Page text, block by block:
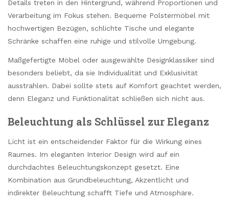
Details treten in den Hintergrund, während Proportionen und
Verarbeitung im Fokus stehen. Bequeme Polstermöbel mit
hochwertigen Bezügen, schlichte Tische und elegante
Schränke schaffen eine ruhige und stilvolle Umgebung.
Maßgefertigte Möbel oder ausgewählte Designklassiker sind
besonders beliebt, da sie Individualität und Exklusivität
ausstrahlen. Dabei sollte stets auf Komfort geachtet werden,
denn Eleganz und Funktionalität schließen sich nicht aus.
Beleuchtung als Schlüssel zur Eleganz
Licht ist ein entscheidender Faktor für die Wirkung eines
Raumes. Im eleganten Interior Design wird auf ein
durchdachtes Beleuchtungskonzept gesetzt. Eine
Kombination aus Grundbeleuchtung, Akzentlicht und
indirekter Beleuchtung schafft Tiefe und Atmosphäre.